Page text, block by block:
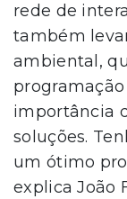
rede de
também
ambiental,
importância
soluções.
um ótimo
explica João